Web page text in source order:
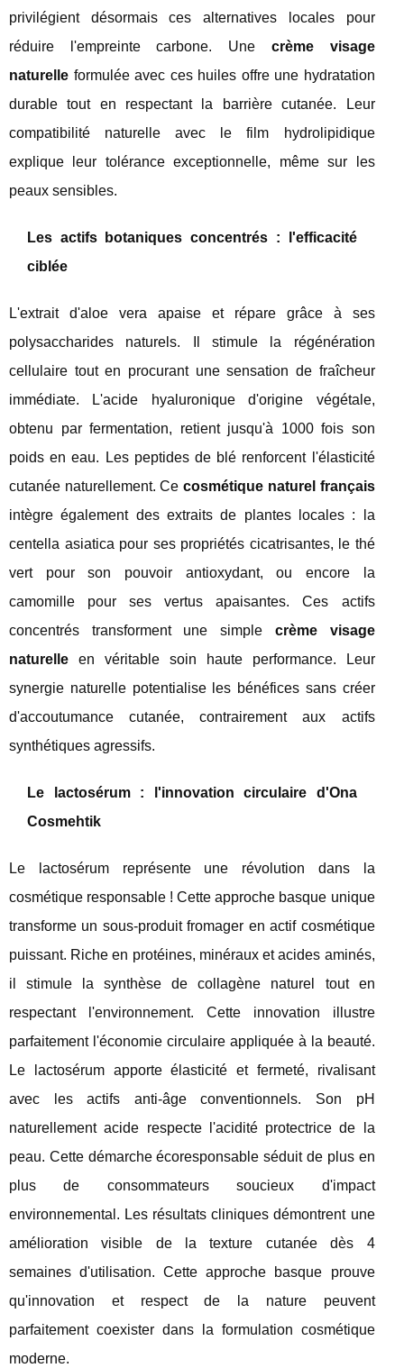
privilégient désormais ces alternatives locales pour
réduire l'empreinte carbone. Une crème visage
naturelle formulée avec ces huiles offre une hydratation
durable tout en respectant la barrière cutanée. Leur
compatibilité naturelle avec le film hydrolipidique
explique leur tolérance exceptionnelle, même sur les
peaux sensibles.
Les actifs botaniques concentrés : l'efficacité
ciblée
L'extrait d'aloe vera apaise et répare grâce à ses
polysaccharides naturels. Il stimule la régénération
cellulaire tout en procurant une sensation de fraîcheur
immédiate. L'acide hyaluronique d'origine végétale,
obtenu par fermentation, retient jusqu'à 1000 fois son
poids en eau. Les peptides de blé renforcent l'élasticité
cutanée naturellement. Cecosmétique naturel français
intègre également des extraits de plantes locales : la
centella asiatica pour ses propriétés cicatrisantes, le thé
vert pour son pouvoir antioxydant, ou encore la
camomille pour ses vertus apaisantes. Ces actifs
concentrés transforment une simple crème visage
naturelle en véritable soin haute performance. Leur
synergie naturelle potentialise les bénéfices sans créer
d'accoutumance cutanée, contrairement aux actifs
synthétiques agressifs.
Le lactosérum : l'innovation circulaire d'Ona
Cosmehtik
Le lactosérum représente une révolution dans la
cosmétique responsable ! Cette approche basque unique
transforme un sous-produit fromager en actif cosmétique
puissant. Riche en protéines, minéraux et acides aminés,
il stimule la synthèse de collagène naturel tout en
respectant l'environnement. Cette innovation illustre
parfaitement l'économie circulaire appliquée à la beauté.
Le lactosérum apporte élasticité et fermeté, rivalisant
avec les actifs anti-âge conventionnels. Son pH
naturellement acide respecte l'acidité protectrice de la
peau. Cette démarche écoresponsable séduit de plus en
plus de consommateurs soucieux d'impact
environnemental. Les résultats cliniques démontrent une
amélioration visible de la texture cutanée dès 4
semaines d'utilisation. Cette approche basque prouve
qu'innovation et respect de la nature peuvent
parfaitement coexister dans la formulation cosmétique
moderne.